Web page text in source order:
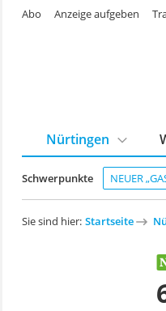
Schwerpunkte NEUER
Nürtingen
Abo Anzeige aufgeben
Sie sind hier: Startseite